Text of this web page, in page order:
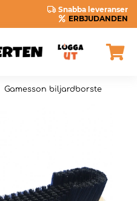
Snabba leveranser
ERBJUDANDEN
Gamesson biljardborste